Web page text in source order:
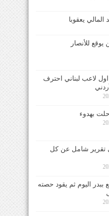
يعقوبا
يوقع للأنصار
لاعب لبناني احترف
بهدوء
تقرير شامل عن كل
اليوم ثم يقود حصته